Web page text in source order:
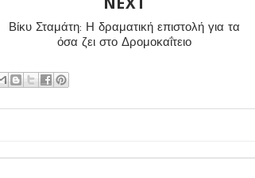
Βίκυ Σταμάτη: Η δραματική επιστολή για τα
όσα ζει στο Δρομοκαΐτειο